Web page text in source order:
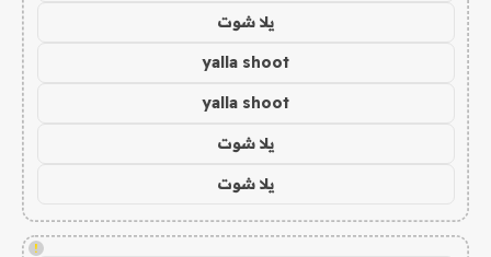
يلا شوت
yalla shoot
yalla shoot
يلا شوت
يلا شوت
!